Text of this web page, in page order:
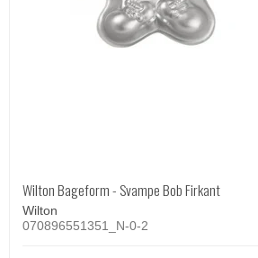
Wilton Bageform - Svampe Bob Firkant
Wilton
070896551351_N-0-2